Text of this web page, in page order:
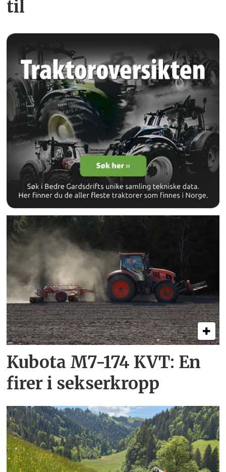
til
Kubota M7-174 KVT: En
firer i sekserkropp